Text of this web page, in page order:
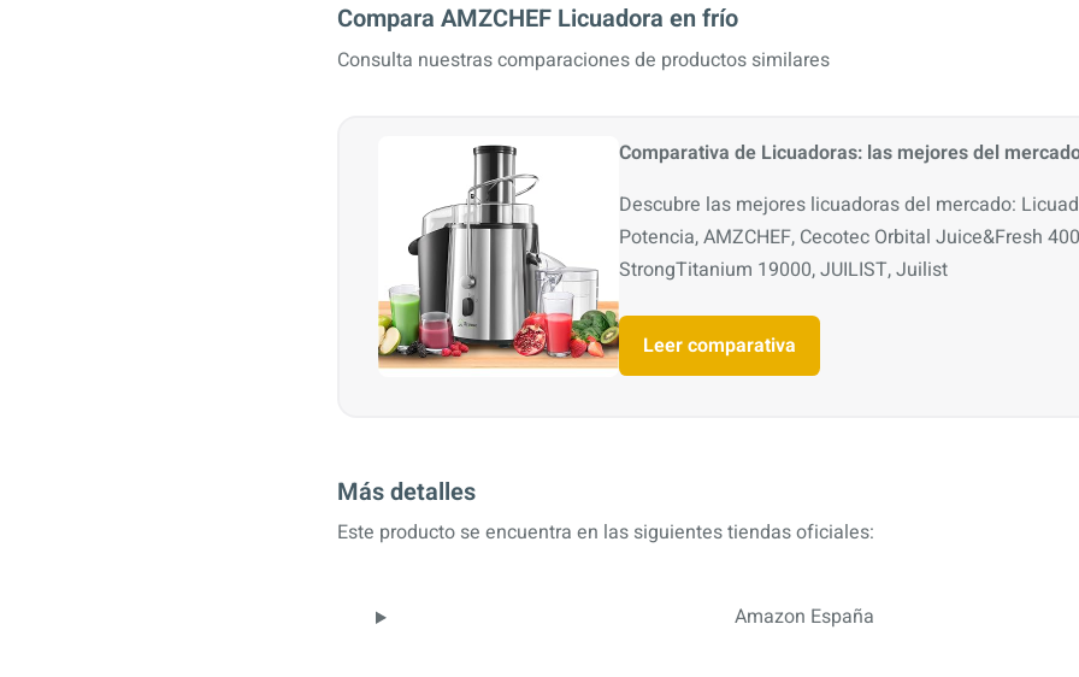
Compara AMZCHEF Licuadora en frío
Consulta nuestras comparaciones de productos similares
Comparativa de Licuadoras: las mejores del
Descubre las mejores licuadoras del mercado:
Potencia, AMZCHEF, Cecotec Orbital Juice&Fresh
StrongTitanium 19000, JUILIST, Juilist
Leer comparativa
Más detalles
Este producto se encuentra en las siguientes tiendas oficiales:
Amazon España